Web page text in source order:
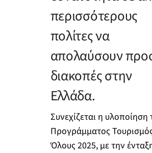
περισσότερους
πολίτες να
απολαύσουν
διακοπές στην
Ελλάδα.
Συνεχίζεται η υλοποίηση
Προγράμματος
Όλους 2025, με την